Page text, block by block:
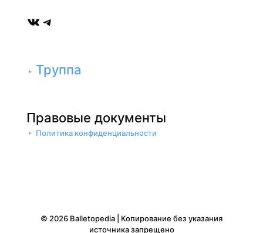
ВКонтакте
Telegram
Труппа
Правовые документы
Политика конфиденциальности
© 2026 Balletopedia | Копирование без указания
источника запрещено